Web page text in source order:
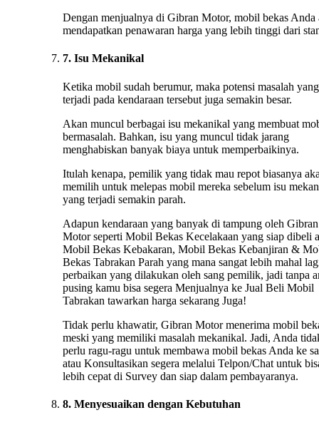
Dengan menjualnya di Gibran Motor, mobil bekas Anda
mendapatkan penawaran harga yang lebih tinggi dari
7. Isu Mekanikal
Ketika mobil sudah berumur, maka potensi masalah yang
terjadi pada kendaraan tersebut juga semakin besar.
Akan muncul berbagai isu mekanikal yang membuat
bermasalah. Bahkan, isu yang muncul tidak jarang
menghabiskan banyak biaya untuk memperbaikinya.
Itulah kenapa, pemilik yang tidak mau repot biasanya
memilih untuk melepas mobil mereka sebelum isu
yang terjadi semakin parah.
Adapun kendaraan yang banyak di tampung oleh Gibran
Motor seperti Mobil Bekas Kecelakaan yang siap dibeli
Mobil Bekas Kebakaran, Mobil Bekas Kebanjiran &
Bekas Tabrakan Parah yang mana sangat lebih mahal
perbaikan yang dilakukan oleh sang pemilik, jadi tanpa
pusing kamu bisa segera Menjualnya ke Jual Beli Mobil
Tabrakan tawarkan harga sekarang Juga!
Tidak perlu khawatir, Gibran Motor menerima mobil
meski yang memiliki masalah mekanikal. Jadi, Anda
perlu ragu-ragu untuk membawa mobil bekas Anda ke
atau Konsultasikan segera melalui Telpon/Chat untuk
lebih cepat di Survey dan siap dalam pembayaranya.
8. Menyesuaikan dengan Kebutuhan